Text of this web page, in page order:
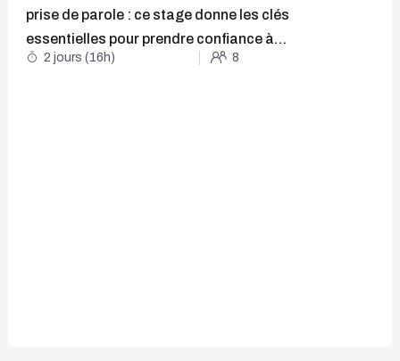
prise de parole : ce stage donne les clés
essentielles pour prendre confiance à
l’oral et laisser une trace pérenne dans
2 jours (16h) 8